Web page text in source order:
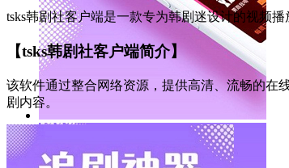
tsks韩剧社客户端是一款专为韩剧迷设计的视频
【tsks韩剧社客户端简介】
该软件通过整合网络资源，提供高清、流畅的在
剧内容。